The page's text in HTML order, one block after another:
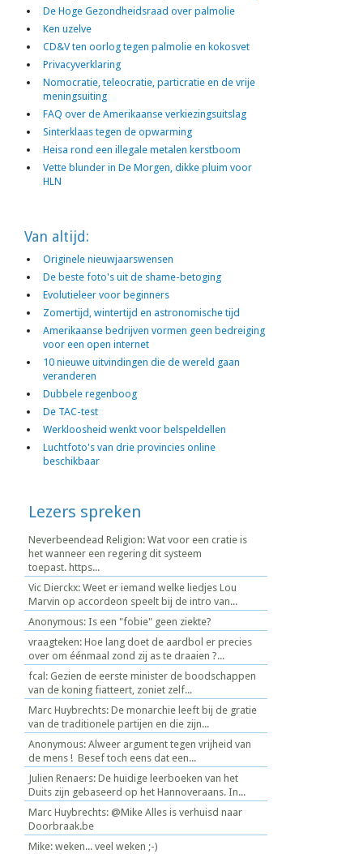
De Hoge Gezondheidsraad over palmolie
Ken uzelve
CD&V ten oorlog tegen palmolie en kokosvet
Privacyverklaring
Nomocratie, teleocratie, particratie en de vrije
meningsuiting
FAQ over de Amerikaanse verkiezingsuitslag
Sinterklaas tegen de opwarming
Heisa rond een illegale metalen kerstboom
Vette blunder in De Morgen, dikke pluim voor
HLN
Van altijd:
Originele nieuwjaarswensen
De beste foto's uit de shame-betoging
Evolutieleer voor beginners
Zomertijd, wintertijd en astronomische tijd
Amerikaanse bedrijven vormen geen bedreiging
voor een open internet
10 nieuwe uitvindingen die de wereld gaan
veranderen
Dubbele regenboog
De TAC-test
Werkloosheid wenkt voor belspeldellen
Luchtfoto's van drie provincies online
beschikbaar
Lezers spreken
Neverbeendead Religion: Wat voor een cratie is
het wanneer een regering dit systeem
toepast. https...
Vic Dierckx: Weet er iemand welke liedjes Lou
Marvin op accordeon speelt bij de intro van...
Anonymous: Is een "fobie" geen ziekte?
vraagteken: Hoe lang doet de aardbol er precies
over om éénmaal zond zij as te draaien ?...
fcal: Gezien de eerste minister de boodschappen
van de koning fiatteert, zoniet zelf...
Marc Huybrechts: De monarchie leeft bij de gratie
van de traditionele partijen en die zijn...
Anonymous: Alweer argument tegen vrijheid van
de mens ! Besef toch eens dat een...
Julien Renaers: De huidige leerboeken van het
Duits zijn gebaseerd op het Hannoveraans. In...
Marc Huybrechts: @Mike Alles is verhuisd naar
Doorbraak.be
Mike: weken... veel weken ;-)